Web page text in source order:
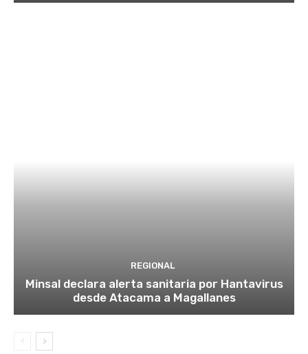
REGIONAL
Minsal declara alerta sanitaria por Hantavirus
desde Atacama a Magallanes